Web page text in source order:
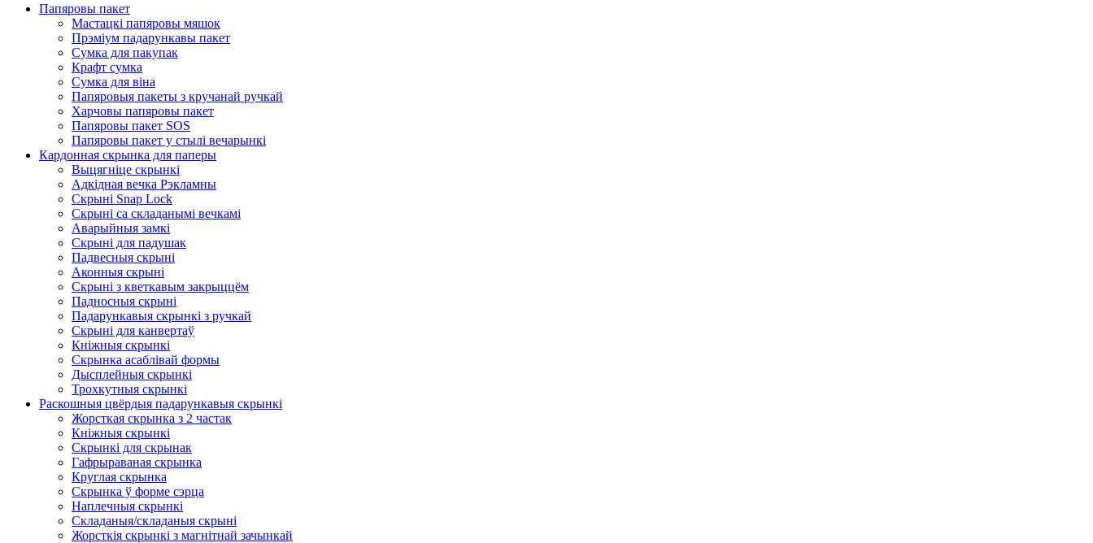
Папяровы пакет
Мастацкі папяровы мяшок
Прэміум падарункавы пакет
Сумка для пакупак
Крафт сумка
Сумка для віна
Папяровыя пакеты з кручанай ручкай
Харчовы папяровы пакет
Папяровы пакет SOS
Папяровы пакет у стылі вечарынкі
Кардонная скрынка для паперы
Выцягніце скрынкі
Адкідная вечка Рэкламны
Скрыні Snap Lock
Скрыні са складанымі вечкамі
Аварыйныя замкі
Скрыні для падушак
Падвесныя скрыні
Аконныя скрыні
Скрыні з кветкавым закрыццём
Падносныя скрыні
Падарункавыя скрынкі з ручкай
Скрыні для канвертаў
Кніжныя скрынкі
Скрынка асаблівай формы
Дысплейныя скрынкі
Трохкутныя скрынкі
Раскошныя цвёрдыя падарункавыя скрынкі
Жорсткая скрынка з 2 частак
Кніжныя скрынкі
Скрынкі для скрынак
Гафрыраваная скрынка
Круглая скрынка
Скрынка ў форме сэрца
Наплечныя скрынкі
Складаныя/складаныя скрыні
Жорсткія скрынкі з магнітнай зачынкай